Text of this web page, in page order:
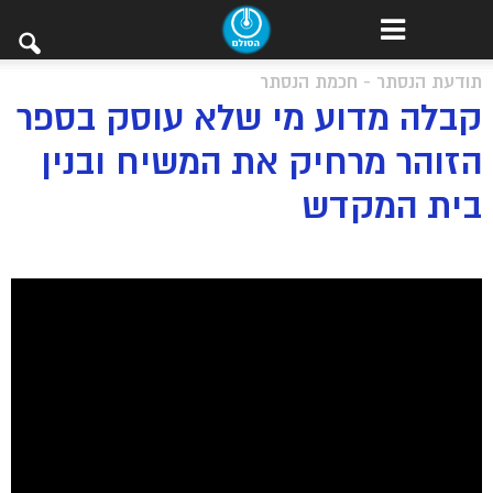
תודעת הנסתר - חכמת הנסתר
קבלה מדוע מי שלא עוסק בספר
הזוהר מרחיק את המשיח ובנין
בית המקדש